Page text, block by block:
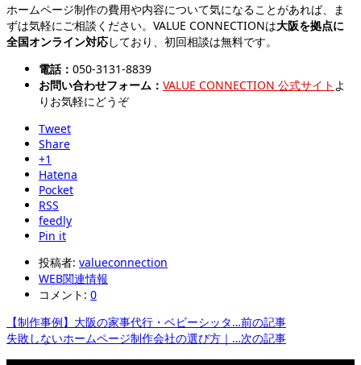
ホームページ制作の費用や内容について気になることがあれば、ま
ずは気軽にご相談ください。VALUE CONNECTIONは大阪を拠点に
全国オンライン対応しており、初回相談は無料です。
電話： 050-3131-8839
お問い合わせフォーム： VALUE CONNECTION 公式サイト よ
りお気軽にどうぞ
Tweet
Share
+1
Hatena
Pocket
RSS
feedly
Pin it
投稿者: valueconnection
WEB関連情報
コメント: 0
【制作事例】大阪の家事代行・ベビーシッタ…前の記事
失敗しないホームページ制作会社の選び方｜…次の記事